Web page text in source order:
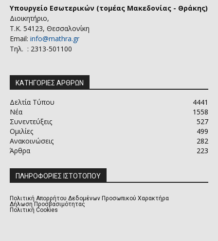
Υπουργείο Εσωτερικών (τομέας Μακεδονίας - Θράκης)
Διοικητήριο,
Τ.Κ. 54123, Θεσσαλονίκη
Email: info@mathra.gr
Τηλ. : 2313-501100
ΚΑΤΗΓΟΡΙΕΣ ΑΡΘΡΩΝ
Δελτία Τύπου
4441
Νέα
1558
Συνεντεύξεις
527
Ομιλίες
499
Ανακοινώσεις
282
Άρθρα
223
ΠΛΗΡΟΦΟΡΙΕΣ ΙΣΤΟΤΟΠΟΥ
Πολιτική Απορρήτου Δεδομένων Προσωπικού Χαρακτήρα
Δήλωση Προσβασιμότητας
Πολιτική Cookies